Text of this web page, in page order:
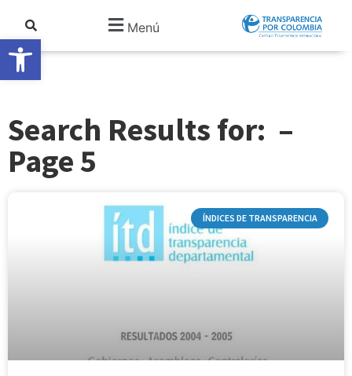
Abrir barra de herramientas
Menú
Search Results for: –
Page 5
ÍNDICES DE TRANSPARENCIA